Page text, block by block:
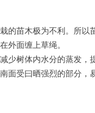
的苗木极为不利。所以
外面缠上草绳。
少树体内水分的蒸发，
面受曰晒强烈的部分，